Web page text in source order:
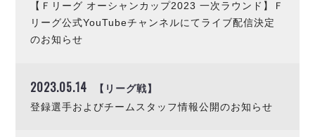
ボルクバレット北九州
バサジィ大分
ヴォスクオーレ仙台
【Ｆリーグ オーシャンカップ2023 一次ラウンド】Ｆ
リーグ公式YouTubeチャンネルにてライブ配信決定
のお知らせ
2023.05.14 【リーグ戦】
登録選手およびチームスタッフ情報公開のお知らせ